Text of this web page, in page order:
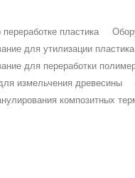
переработке пластика
для утилизации пластика
для переработки
измельчения древесины
композитных